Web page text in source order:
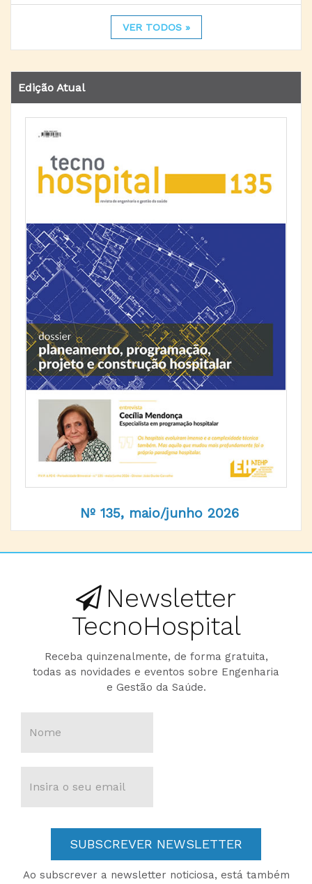
VER TODOS »
Edição Atual
Nº 135, maio/junho 2026
Newsletter
TecnoHospital
Receba quinzenalmente, de forma gratuita,
todas as novidades e eventos sobre Engenharia
e Gestão da Saúde.
SUBSCREVER NEWSLETTER
Ao subscrever a newsletter noticiosa, está também